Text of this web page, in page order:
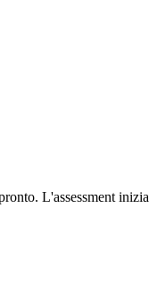
L'assessment